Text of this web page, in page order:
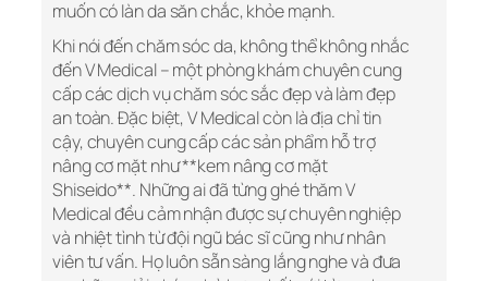
muốn có làn da săn chắc, khỏe mạnh.
Khi nói đến chăm sóc da, không thể không nhắc
đến V Medical – một phòng khám chuyên cung
cấp các dịch vụ chăm sóc sắc đẹp và làm đẹp
an toàn. Đặc biệt, V Medical còn là địa chỉ tin
cậy, chuyên cung cấp các sản phẩm hỗ trợ
nâng cơ mặt như **kem nâng cơ mặt
Shiseido**. Những ai đã từng ghé thăm V
Medical đều cảm nhận được sự chuyên nghiệp
và nhiệt tình từ đội ngũ bác sĩ cũng như nhân
viên tư vấn. Họ luôn sẵn sàng lắng nghe và đưa